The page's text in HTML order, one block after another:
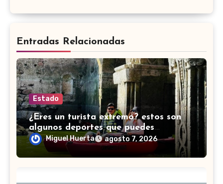
Entradas Relacionadas
Estado
¿Eres un turista extremo? estos son
algunos deportes que puedes
practicar en Guanajuato
Miguel Huerta agosto 7, 2026